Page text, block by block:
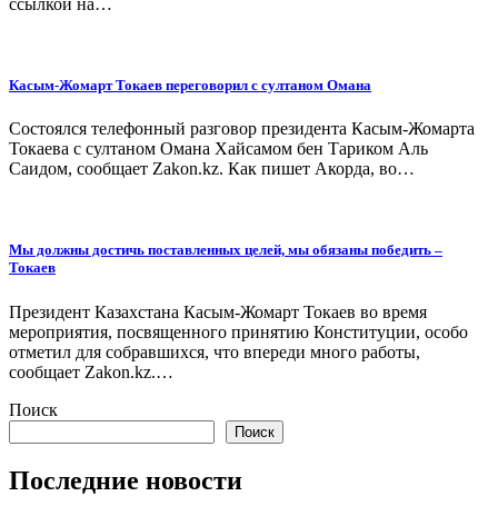
ссылкой на…
Касым-Жомарт Токаев переговорил с султаном Омана
Состоялся телефонный разговор президента Касым-Жомарта
Токаева с султаном Омана Хайсамом бен Тариком Аль
Саидом, сообщает Zakon.kz. Как пишет Акорда, во…
Мы должны достичь поставленных целей, мы обязаны победить –
Токаев
Президент Казахстана Касым-Жомарт Токаев во время
мероприятия, посвященного принятию Конституции, особо
отметил для собравшихся, что впереди много работы,
сообщает Zakon.kz.…
Поиск
Поиск
Последние новости